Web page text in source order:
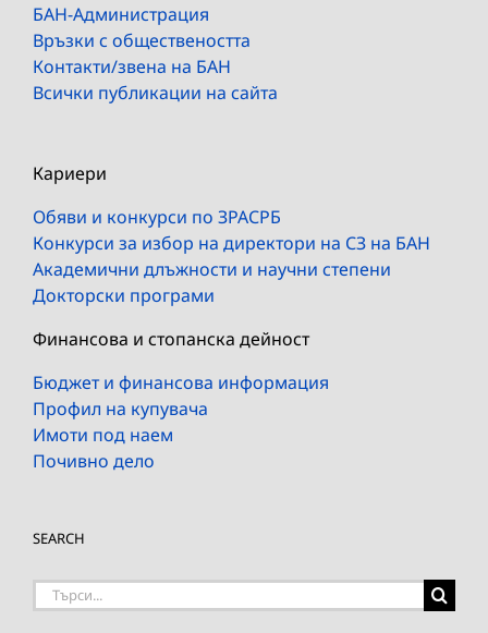
БАН-Администрация
Връзки с обществеността
Контакти/звена на БАН
Всички публикации на сайта
Кариери
Обяви и конкурси по ЗРАСРБ
Конкурси за избор на директори на СЗ на БАН
Академични длъжности и научни степени
Докторски програми
Финансова и стопанска дейност
Бюджет и финансова информация
Профил на купувача
Имоти под наем
Почивно дело
SEARCH
Търсене